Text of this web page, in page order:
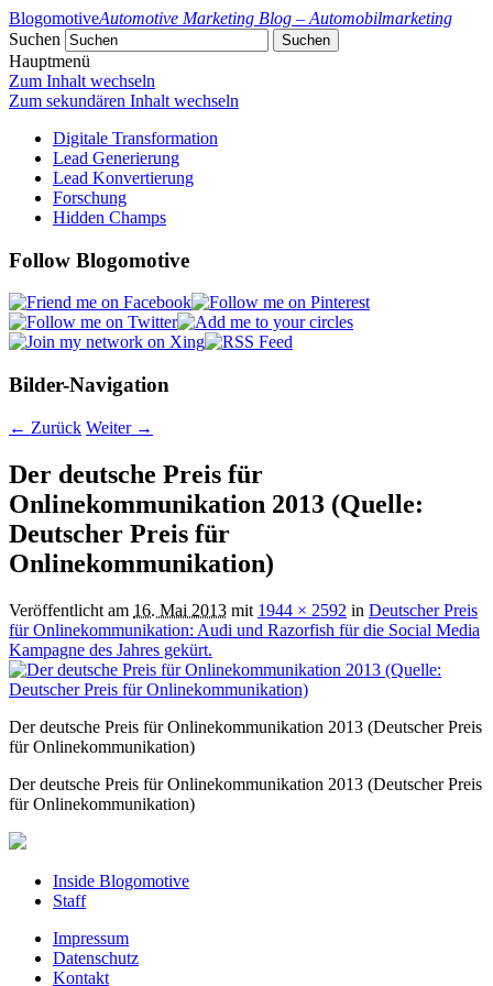
BlogomotiveAutomotive Marketing Blog – Automobilmarketing
Suchen
Hauptmenü
Zum Inhalt wechseln
Zum sekundären Inhalt wechseln
Digitale Transformation
Lead Generierung
Lead Konvertierung
Forschung
Hidden Champs
Follow Blogomotive
Bilder-Navigation
← Zurück Weiter →
Der deutsche Preis für
Onlinekommunikation 2013 (Quelle:
Deutscher Preis für
Onlinekommunikation)
Veröffentlicht am 16. Mai 2013 mit 1944 × 2592 in Deutscher Preis
für Onlinekommunikation: Audi und Razorfish für die Social Media
Kampagne des Jahres gekürt.
Der deutsche Preis für Onlinekommunikation 2013 (Deutscher Preis
für Onlinekommunikation)
Der deutsche Preis für Onlinekommunikation 2013 (Deutscher Preis
für Onlinekommunikation)
Inside Blogomotive
Staff
Impressum
Datenschutz
Kontakt